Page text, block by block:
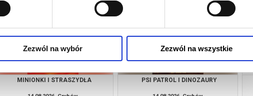
Zezwól na wybór Zezwól na wszystkie
MINIONKI I STRASZYDŁA PSI PATROL I DINOZAURY